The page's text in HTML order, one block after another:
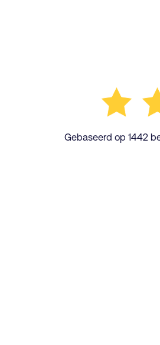
Gebaseerd op 1442